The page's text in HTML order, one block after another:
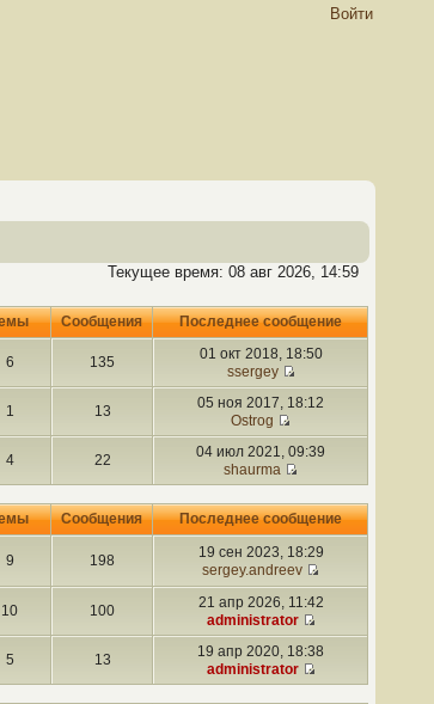
Войти
Текущее время: 08 авг 2026, 14:59
Сообщения Последнее сообщение
6 135
01 окт 2018, 18:50
ssergey
1 13
05 ноя 2017, 18:12
Ostrog
4 22
04 июл 2021, 09:39
shaurma
Сообщения Последнее сообщение
9 198
19 сен 2023, 18:29
sergey.andreev
10 100
21 апр 2026, 11:42
administrator
5 13
19 апр 2020, 18:38
administrator